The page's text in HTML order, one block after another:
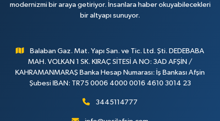
modernizmi bir araya getiriyor. İnsanlara haber okuyabilecekleri
bir altyapı sunuyor.
Balaban Gaz. Mat. Yapı San. ve Tic. Ltd. Şti. DEDEBABA
MAH. VOLKAN 1 SK. KIRAÇ SİTESİ A NO: 3AD AFŞİN /
KAHRAMANMARAŞ Banka Hesap Numarası: İş Bankası Afşin
Şubesi IBAN: TR75 0006 4000 0016 4610 3014 23
3445114777